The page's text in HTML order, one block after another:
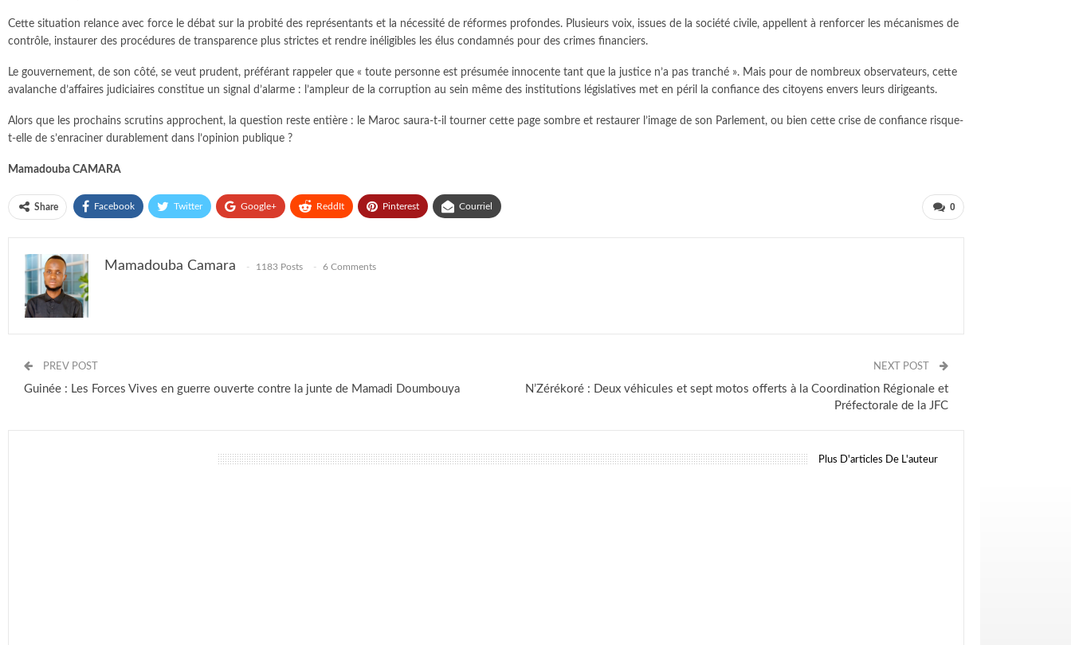
Cette situation relance avec force le débat sur la probité des représentants et la nécessité de réformes profondes. Plusieurs voix, issues de la société civile, appellent à renforcer les mécanismes de
contrôle, instaurer des procédures de transparence plus strictes et rendre inéligibles les élus condamnés pour des crimes financiers.
Le gouvernement, de son côté, se veut prudent, préférant rappeler que « toute personne est présumée innocente tant que la justice n’a pas tranché ». Mais pour de nombreux observateurs, cette
avalanche d’affaires judiciaires constitue un signal d’alarme : l’ampleur de la corruption au sein même des institutions législatives met en péril la confiance des citoyens envers leurs dirigeants.
Alors que les prochains scrutins approchent, la question reste entière : le Maroc saura-t-il tourner cette page sombre et restaurer l’image de son Parlement, ou bien cette crise de confiance risque-
t-elle de s’enraciner durablement dans l’opinion publique ?
Mamadouba CAMARA
0
Share Facebook Twitter Google+ ReddIt Pinterest Courriel
Mamadouba Camara 1183 Posts 6 Comments
PREV POST
Guinée : Les Forces Vives en guerre ouverte contre la junte de Mamadi Doumbouya
NEXT POST
N’Zérékoré : Deux véhicules et sept motos offerts à la Coordination Régionale et
Préfectorale de la JFC
Plus D'articles De L'auteur